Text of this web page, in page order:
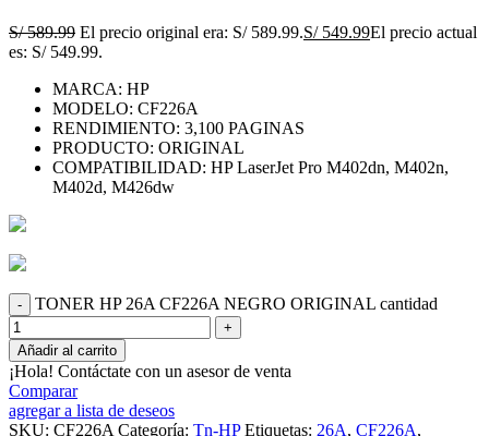
S/589.99 El precio original era: S/ 589.99.S/549.99El precio actual
es: S/ 549.99.
MARCA: HP
MODELO: CF226A
RENDIMIENTO: 3,100 PAGINAS
PRODUCTO: ORIGINAL
COMPATIBILIDAD: HP LaserJet Pro M402dn, M402n,
M402d, M426dw
TONER HP 26A CF226A NEGRO ORIGINAL cantidad
Añadir al carrito
¡Hola! Contáctate con un asesor de venta
Comparar
agregar a lista de deseos
SKU: CF226A Categoría: Tn-HP Etiquetas: 26A, CF226A,